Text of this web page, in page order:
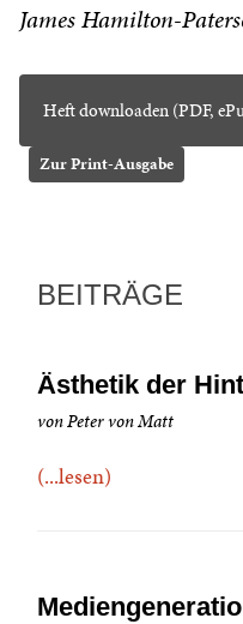
James Hamilton-
Heft downloaden (PDF,
Zur Print-Ausgabe
BEITRÄGE
Ästhetik der
von Peter von Matt
(...lesen)